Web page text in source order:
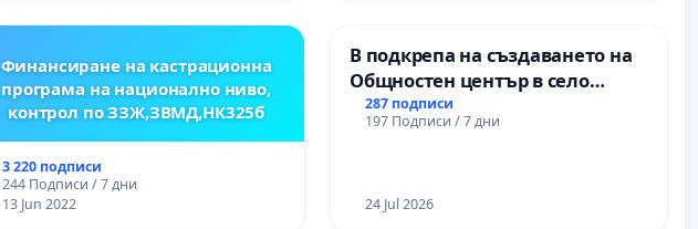
Финансиране на кастрационна
програма на национално ниво,
контрол по ЗЗЖ,ЗВМД,НК325б
3 220 подписи
244 Подписи / 7 дни
13 Jun 2022
В подкрепа на създаването на
Общностен център в село
Църква
287 подписи
197 Подписи / 7 дни
24 Jul 2026